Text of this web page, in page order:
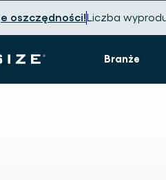
oszczędności!Liczba
Branże